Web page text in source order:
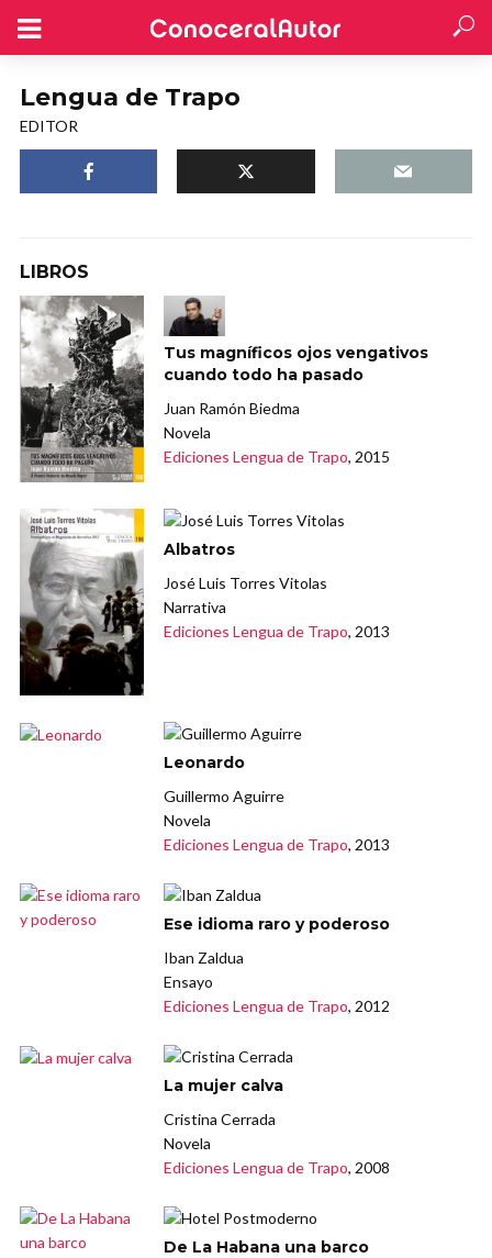
Lengua de Trapo
EDITOR
LIBROS
Tus magníficos ojos vengativos
cuando todo ha pasado
Juan Ramón Biedma
Novela
Ediciones Lengua de Trapo, 2015
Albatros
José Luis Torres Vitolas
Narrativa
Ediciones Lengua de Trapo, 2013
Leonardo
Guillermo Aguirre
Novela
Ediciones Lengua de Trapo, 2013
Ese idioma raro y poderoso
Iban Zaldua
Ensayo
Ediciones Lengua de Trapo, 2012
La mujer calva
Cristina Cerrada
Novela
Ediciones Lengua de Trapo, 2008
De La Habana una barco